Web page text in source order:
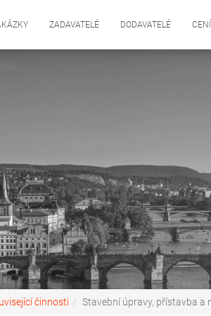
ZADAVATELÉ DODAVATELÉ
činnosti Stavební úpravy, přístavba a